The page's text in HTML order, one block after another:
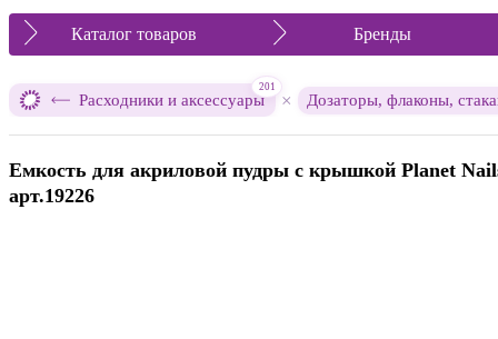
Каталог товаров Бренды
Расходники и аксессуары
201
× Дозаторы, флаконы,
Емкость для акриловой пудры с крышкой Planet
арт.19226